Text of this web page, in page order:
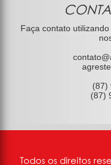
Faça contato
(87)
(87)
Todos os direitos